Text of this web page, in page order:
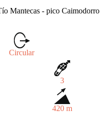
Mantecas - pico
Circular
3
420 m